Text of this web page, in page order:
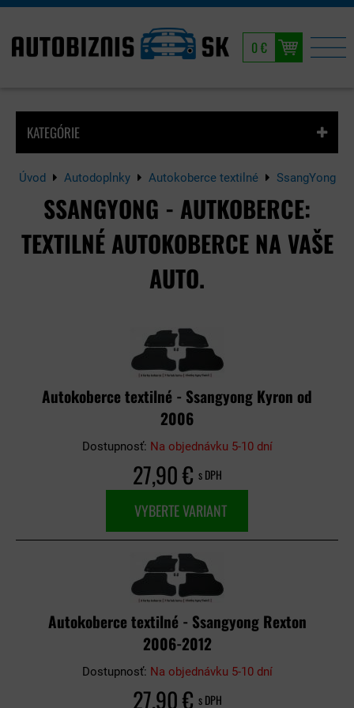
0 €
Úvod Autodoplnky Autokoberce textilné SsangYong
SSANGYONG - AUTKOBERCE:
TEXTILNÉ AUTOKOBERCE NA VAŠE
AUTO.
KATEGÓRIE
Autokoberce textilné - Ssangyong Kyron od
2006
Dostupnosť: Na objednávku 5-10 dní
27,90 € s DPH
VYBERTE VARIANT
Autokoberce textilné - Ssangyong Rexton
2006-2012
Dostupnosť: Na objednávku 5-10 dní
27,90 € s DPH